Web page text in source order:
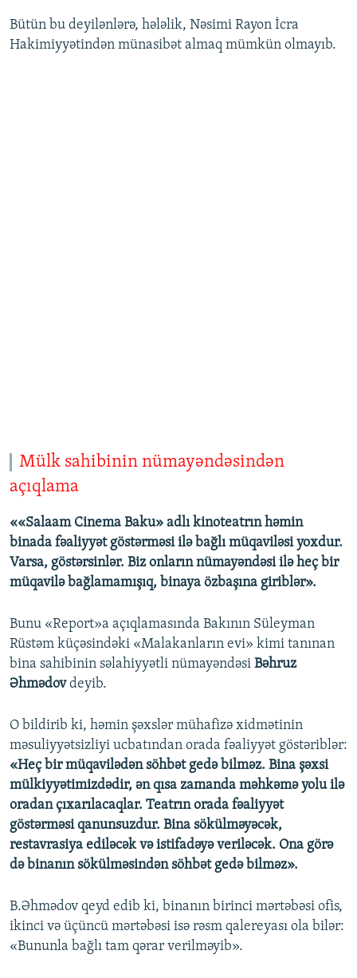
Bütün bu deyilənlərə, hələlik, Nəsimi Rayon İcra
Hakimiyyətindən münasibət almaq mümkün olmayıb.
Mülk sahibinin nümayəndəsindən
açıqlama
««Salaam Cinema Baku» adlı kinoteatrın həmin
binada fəaliyyət göstərməsi ilə bağlı müqaviləsi yoxdur.
Varsa, göstərsinlər. Biz onların nümayəndəsi ilə heç bir
müqavilə bağlamamışıq, binaya özbaşına giriblər».
Bunu «Report»a açıqlamasında Bakının Süleyman
Rüstəm küçəsindəki «Malakanların evi» kimi tanınan
bina sahibinin səlahiyyətli nümayəndəsi Bəhruz
Əhmədovdeyib.
O bildirib ki, həmin şəxslər mühafizə xidmətinin
məsuliyyətsizliyi ucbatından orada fəaliyyət göstəriblər:
«Heç bir müqavilədən söhbət gedə bilməz. Bina şəxsi
mülkiyyətimizdədir, ən qısa zamanda məhkəmə yolu ilə
oradan çıxarılacaqlar. Teatrın orada fəaliyyət
göstərməsi qanunsuzdur. Bina sökülməyəcək,
restavrasiya ediləcək və istifadəyə veriləcək. Ona görə
də binanın sökülməsindən söhbət gedə bilməz».
B.Əhmədov qeyd edib ki, binanın birinci mərtəbəsi ofis,
ikinci və üçüncü mərtəbəsi isə rəsm qalereyası ola bilər:
«Bununla bağlı tam qərar verilməyib».